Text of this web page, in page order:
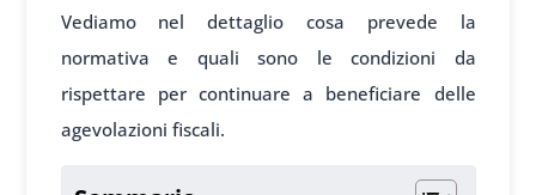
Vediamo nel dettaglio cosa prevede la
normativa e quali sono le condizioni da
rispettare per continuare a beneficiare delle
agevolazioni fiscali.